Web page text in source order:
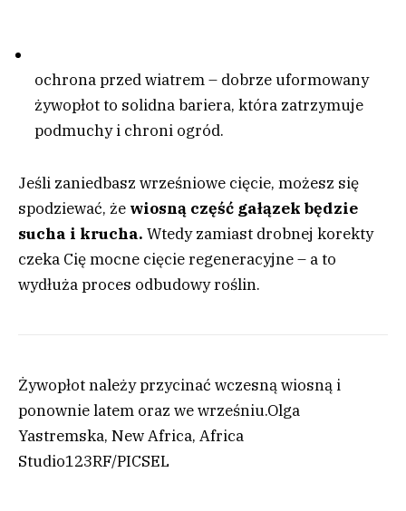
ochrona przed wiatrem – dobrze uformowany
żywopłot to solidna bariera, która zatrzymuje
podmuchy i chroni ogród.
Jeśli zaniedbasz wrześniowe cięcie, możesz się
spodziewać, że wiosną część gałązek będzie
sucha i krucha. Wtedy zamiast drobnej korekty
czeka Cię mocne cięcie regeneracyjne – a to
wydłuża proces odbudowy roślin.
Żywopłot należy przycinać wczesną wiosną i
ponownie latem oraz we wrześniu.Olga
Yastremska, New Africa, Africa
Studio123RF/PICSEL